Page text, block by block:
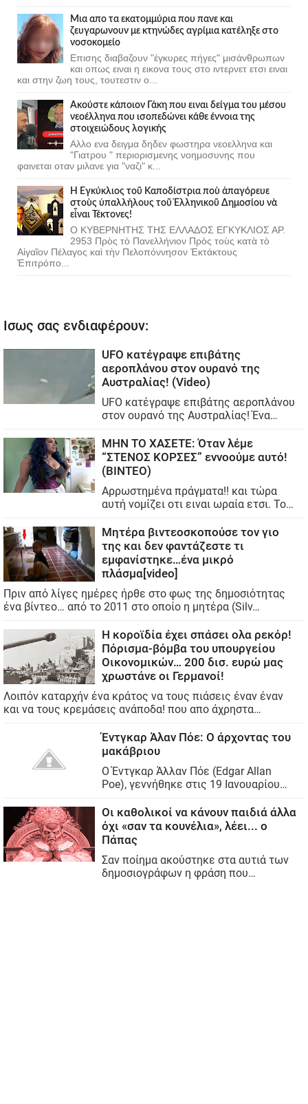
Μια απο τα εκατομμύρια που πανε και
ζευγαρωνουν με κτηνώδες αγρίμια κατέληξε στο
νοσοκομείο
Επισης διαβαζουν "έγκυρες πήγες" μισάνθρωπων
και οπως ειναι η εικονα τους στο ιντερνετ ετσι ειναι
και στην ζωη τους, τουτεστιν ο...
Ακούστε κάποιον Γάκη που ειναι δείγμα του μέσου
νεοέλληνα που ισοπεδώνει κάθε έννοια της
στοιχειώδους λογικής
Αλλο ενα δειγμα δηδεν φωστηρα νεοελληνα και
"Γιατρου " περιορισμενης νοημοσυνης που
φαινεται οταν μιλανε για "ναζι" κ...
Ἡ Ἐγκύκλιος τοῦ Καποδίστρια ποὺ ἀπαγόρευε
στοὺς ὑπαλλήλους τοῦ Ἑλληνικοῦ Δημοσίου νὰ
εἶναι Τέκτονες!
Ο ΚΥΒΕΡΝΗΤΗΣ ΤΗΣ ΕΛΛΑΔΟΣ ΕΓΚΥΚΛΙΟΣ ΑΡ.
2953 Πρὸς τὸ Πανελλήνιον Πρὸς τοὺς κατὰ τὸ
Αἰγαῖον Πέλαγος καὶ τὴν Πελοπόννησον Ἐκτάκτους
Ἐπιτρόπο...